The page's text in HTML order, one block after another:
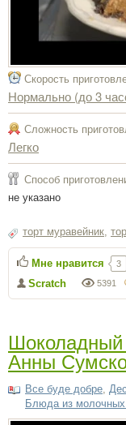
Скорость
Нормально (до 3
Сложность
Легко
Способ
не указано
торт муравейник
5391
Scratch
Мне нравится 3
Шоколадный
Анны
Все буде добре
Блюда из молочных